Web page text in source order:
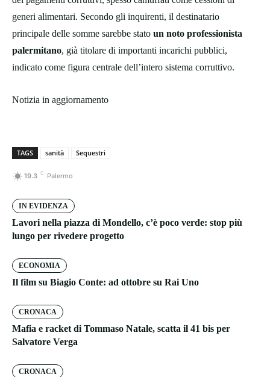
generi alimentari. Secondo gli inquirenti, il destinatario
principale delle somme sarebbe stato un noto professionista
palermitano, già titolare di importanti incarichi pubblici,
indicato come figura centrale dell’intero sistema corruttivo.
Notizia in aggiornamento
TAGS sanità Sequestri
19.3 C Palermo
IN EVIDENZA
Lavori nella piazza di Mondello, c’è poco verde: stop più
lungo per rivedere progetto
ECONOMIA
Il film su Biagio Conte: ad ottobre su Rai Uno
CRONACA
Mafia e racket di Tommaso Natale, scatta il 41 bis per
Salvatore Verga
CRONACA